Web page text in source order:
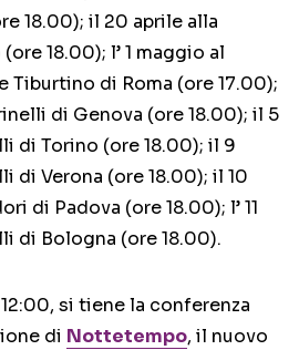
18.00); il 20 aprile alla
18.00); l’ 1 maggio al
Tiburtino di Roma (ore 17.00);
di Genova (ore 18.00); il 5
di Torino (ore 18.00); il 9
di Verona (ore 18.00); il 10
di Padova (ore 18.00); l’ 11
di Bologna (ore 18.00).
si tiene la conferenza
di Nottetempo, il nuovo